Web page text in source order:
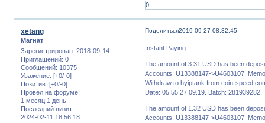
0
Поделиться2019-09-27 08:32:45
xetang
Магнат
Зарегистрирован: 2018-09-14
Приглашений: 0
Сообщений: 10375
Уважение: [+0/-0]
Позитив: [+0/-0]
Провел на форуме:
1 месяц 1 день
Последний визит:
2024-02-11 18:56:18
Instant Paying:
The amount of 3.31 USD has been
Accounts: U13388147->U4603107.
Withdraw to hyiptank from coin-
Date: 05:55 27.09.19. Batch: 281939282.
The amount of 1.32 USD has been
Accounts: U13388147->U4603107.